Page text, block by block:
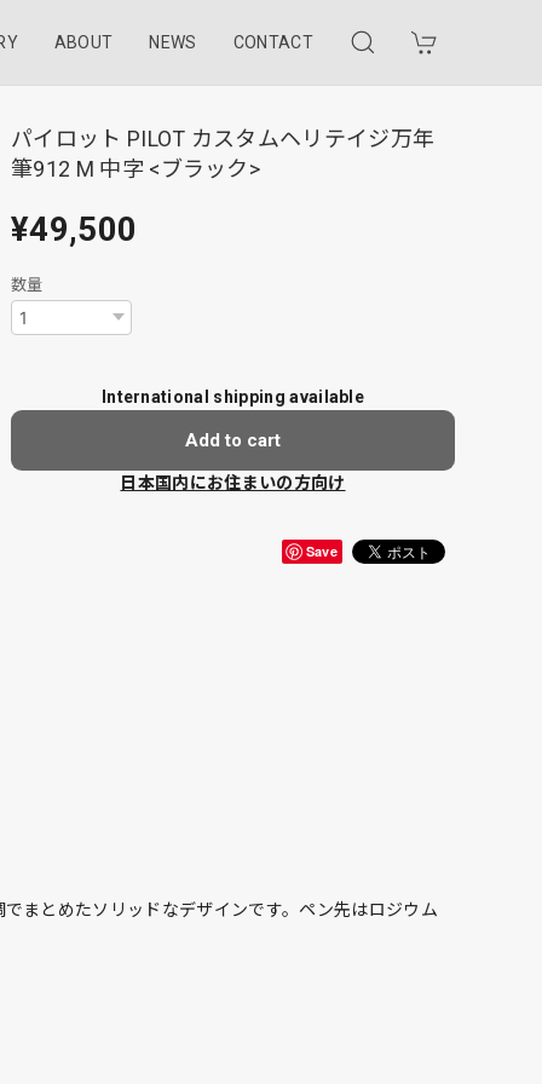
ABOUT NEWS CONTACT
パイロット PILOT カスタムヘリテイジ万年
筆912 M 中字 <ブラック>
¥49,500
数量
International shipping available
Add to cart
日本国内にお住まいの方向け
Save
まとめたソリッドなデザインです。ペン先はロジウム